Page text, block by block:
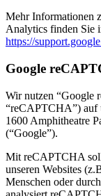
Mehr Informationen
Analytics finden Sie
https://
Google
Wir nutzen “Google
“reCAPTCHA”) auf
1600 Amphitheatre
(“Google”).
Mit reCAPTCHA
unseren Websites
Menschen oder